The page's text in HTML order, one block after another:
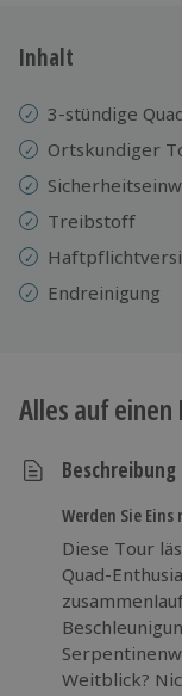
3 Jahre gültig &
Inhalt
3-stündige
Ortskundiger
Treibstoff
Endreinigung
Alles auf einen
Beschreibung
Werden Sie
Diese Tour
Quad-
Weitblick?